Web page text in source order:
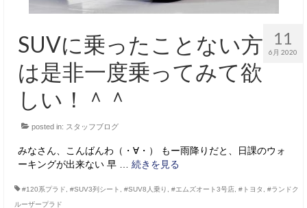
11
6月 2020
SUVに乗ったことない方
は是非一度乗ってみて欲
しい！＾＾
posted in: スタッフブログ
みなさん、こんばんわ（・∀・） もー雨降りだと、日課のウォ
ーキングが出来ない 早 … 続きを見る
#120系プラド #SUV3列シート #SUV8人乗り #エムズオート3号店 #トヨタ
#ランドク
ルーザープラド